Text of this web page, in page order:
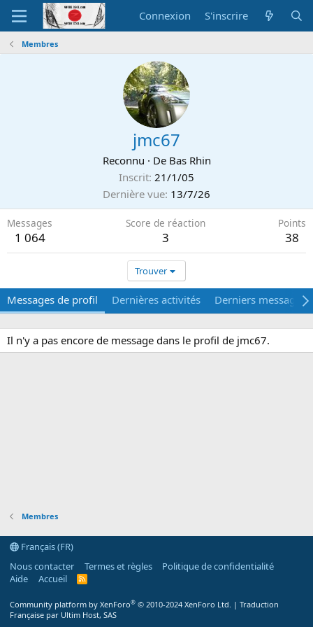
Connexion S'inscrire
Membres
jmc67
Reconnu · De Bas Rhin
Inscrit 21/1/05
Dernière vue 13/7/26
Messages
1 064
Score de réaction
3
Points
38
Trouver
Messages de profil Dernières activités Derniers messages
Il n'y a pas encore de message dans le profil de jmc67.
Membres
Français (FR)
Nous contacter
Termes et règles
Politique de confidentialité
Aide
Accueil
R
Community platform by XenForo® © 2010-2024 XenForo Ltd. | Traduction
Française par Ultim Host, SAS